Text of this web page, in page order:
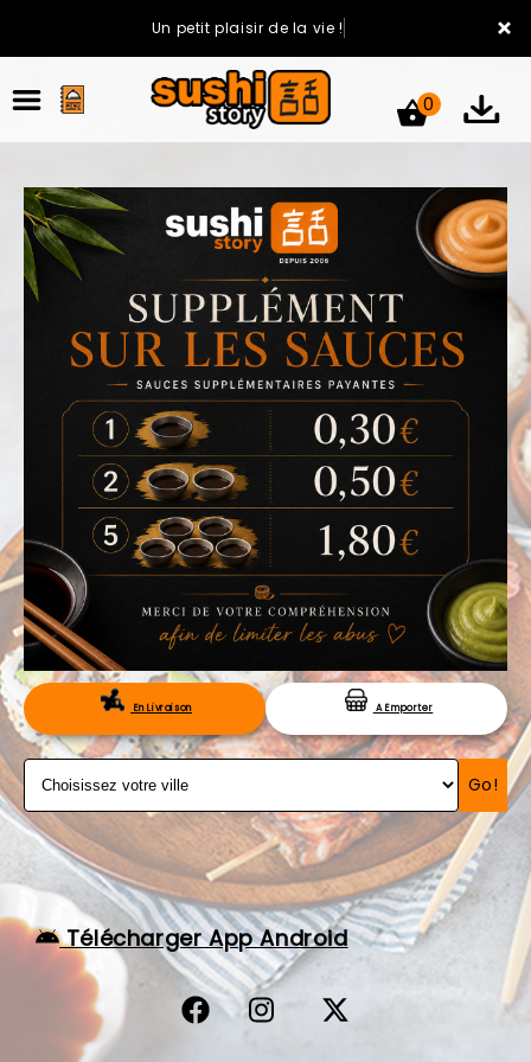
×
Un petit plaisir de la vie !
ACCUEIL
LA CARTE
VOTRE COMPTE
NOTRE RESTAURANT
VOS AVIS
MENTIONS LÉGALES
C.G.V
RÉSERVATION
0
En Livraison A Emporter
Go!
Télécharger App Android